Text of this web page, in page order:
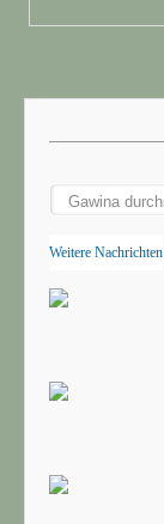
Weitere Nachrichten